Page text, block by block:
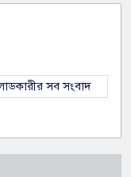
সব সংবাদ